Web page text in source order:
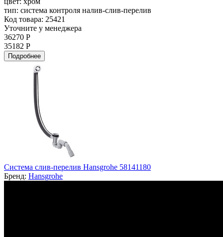
тип: система контроля налив-слив-перелив
Код товара: 25421
Уточните у менеджера
36270 Р
35182 Р
Подробнее
Система слив-перелив Hansgrohe 58141180
Бренд: Hansgrohe